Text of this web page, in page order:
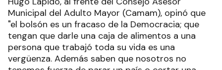
Municipal del Adulto Mayor (Camam), opinó que
"el bolsón es un fracaso de la Democracia; que
tengan que darle una caja de alimentos a una
persona que trabajó toda su vida es una
vergüenza. Además saben que nosotros no